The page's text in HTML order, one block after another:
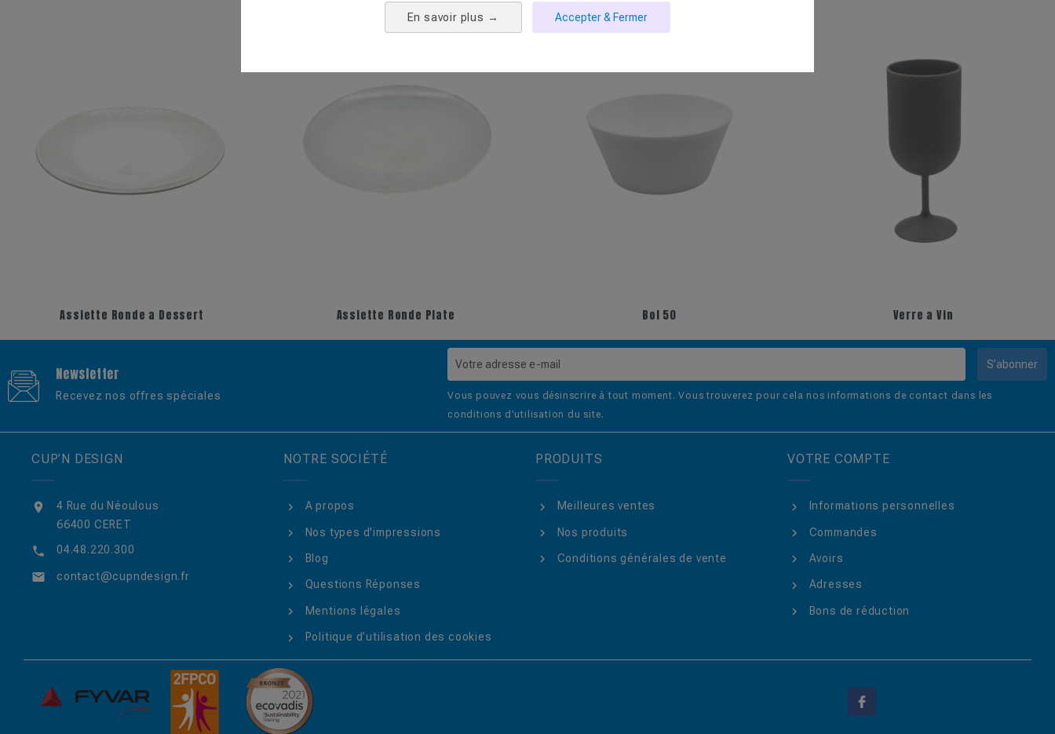
Assiette Ronde a Dessert Assiette Ronde Plate Bol 50 Verre a Vin
Newsletter
Recevez nos offres spéciales
S’abonner
Vous pouvez vous désinscrire à tout moment. Vous trouverez pour cela nos informations de contact dans les
conditions d'utilisation du site.
CUP’N DESIGN

4 Rue du Néoulous
66400 CERET
 04.48.220.300
 contact@cupndesign.fr
NOTRE SOCIÉTÉ
A propos
Nos types d'impressions
Blog
Questions Réponses
Mentions légales
Politique d’utilisation des cookies
PRODUITS
Meilleures ventes
Nos produits
Conditions générales de vente
VOTRE COMPTE
Informations personnelles
Commandes
Avoirs
Adresses
Bons de réduction
En savoir plus → Accepter & Fermer